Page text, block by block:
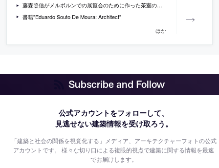
藤森照信がメルボルンでの展覧会のために作った茶室の写真
書籍”Eduardo Souto De Moura: Architect”
ほか
Subscribe and Follow
公式アカウントをフォローして、
見逃せない建築情報を受け取ろう。
「建築と社会の関係を視覚化する」メディア、アーキテクチャーフォトの公式
アカウントです。様々な切り口による複眼的視点で建築に関する情報を最速
でお届けします。